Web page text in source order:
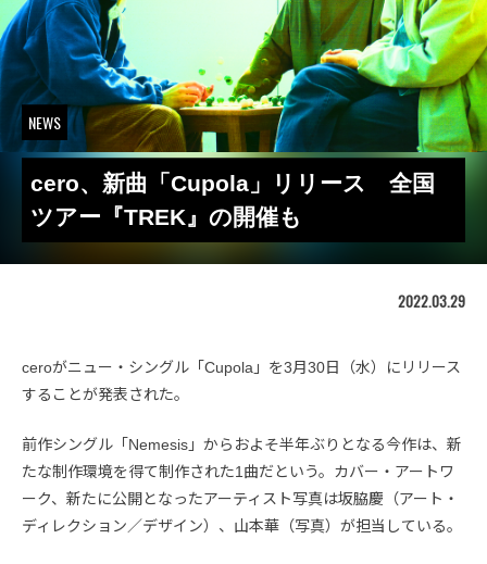
NEWS
cero、新曲「Cupola」リリース 全国
ツアー『TREK』の開催も
2022.03.29
ceroがニュー・シングル「Cupola」を3月30日（水）にリリース
することが発表された。
前作シングル「Nemesis」からおよそ半年ぶりとなる今作は、新
たな制作環境を得て制作された1曲だという。カバー・アートワ
ーク、新たに公開となったアーティスト写真は坂脇慶（アート・
ディレクション／デザイン）、山本華（写真）が担当している。